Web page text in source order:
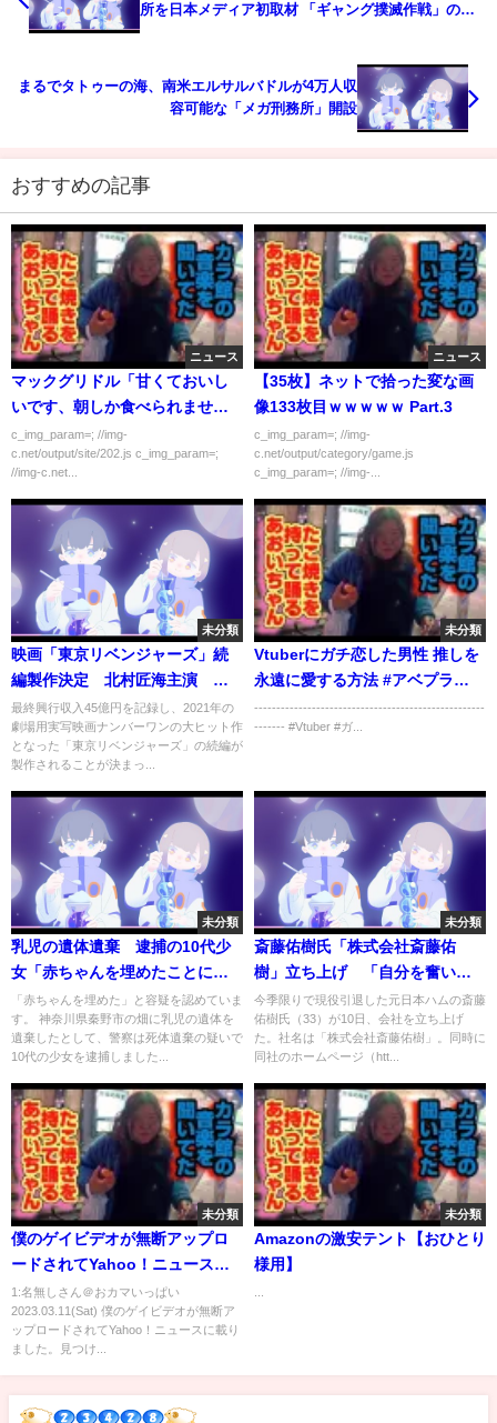
所を日本メディア初取材 「ギャング撲滅作戦」の壮
まるでタトゥーの海、南米エルサルバドルが4万人収
容可能な「メガ刑務所」開設
おすすめの記事
ニュース
マックグリドル「甘くておいし
いです、朝しか食べられませ
ん」←不人気な理由
c_img_param=; //img-
c.net/output/site/202.js c_img_param=;
//img-c.net...
ニュース
【35枚】ネットで拾った変な画
像133枚目ｗｗｗｗｗ Part.3
c_img_param=; //img-
c.net/output/category/game.js
c_img_param=; //img-...
未分類
映画「東京リベンジャーズ」続
編製作決定 北村匠海主演 続
編決定PV動画
最終興行収入45億円を記録し、2021年の
劇場用実写映画ナンバーワンの大ヒット作
となった「東京リベンジャーズ」の続編が
製作されることが決まっ...
未分類
Vtuberにガチ恋した男性 推しを
永遠に愛する方法 #アベプラ
#shorts
----------------------------------------------------
------- #Vtuber #ガ...
未分類
乳児の遺体遺棄 逮捕の10代少
女「赤ちゃんを埋めたことに間
違いない」（2022年7月2日）
「赤ちゃんを埋めた」と容疑を認めていま
す。 神奈川県秦野市の畑に乳児の遺体を
遺棄したとして、警察は死体遺棄の疑いで
10代の少女を逮捕しました...
未分類
斎藤佑樹氏「株式会社斎藤佑
樹」立ち上げ 「自分を奮い立
たせていこうと」
今季限りで現役引退した元日本ハムの斎藤
佑樹氏（33）が10日、会社を立ち上げ
た。社名は「株式会社斎藤佑樹」。同時に
同社のホームページ（htt...
未分類
僕のゲイビデオが無断アップロ
ードされてYahoo！ニュースに
載りました。見つけたらDMくだ
さい。
1:名無しさん＠おカマいっぱい
2023.03.11(Sat) 僕のゲイビデオが無断ア
ップロードされてYahoo！ニュースに載り
ました。見つけ...
未分類
Amazonの激安テント【おひとり
様用】